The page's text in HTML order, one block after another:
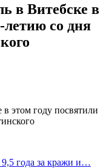
в Витебске в
летию со дня
года за кражи и…